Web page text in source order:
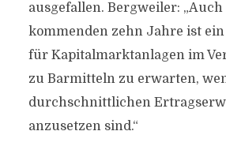
ausgefallen. Bergweiler:
kommenden zehn Jahre ist
für Kapitalmarktanlagen im
zu Barmitteln zu erwarten,
durchschnittlichen
anzusetzen sind.“